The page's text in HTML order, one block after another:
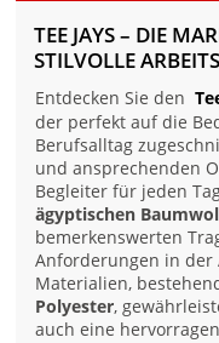
TEE JAYS – DIE
STILVOLLE
Entdecken Sie den
der perfekt auf die
Berufsalltag
und ansprechenden
Begleiter für jeden
ägyptischen
bemerkenswerten
Anforderungen in der
Materialien,
Polyester,
auch eine